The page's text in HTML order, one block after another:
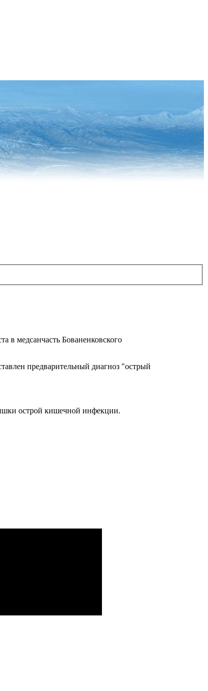
в медсанчасть Бованенковского
предварительный диагноз "острый
острой кишечной инфекции.